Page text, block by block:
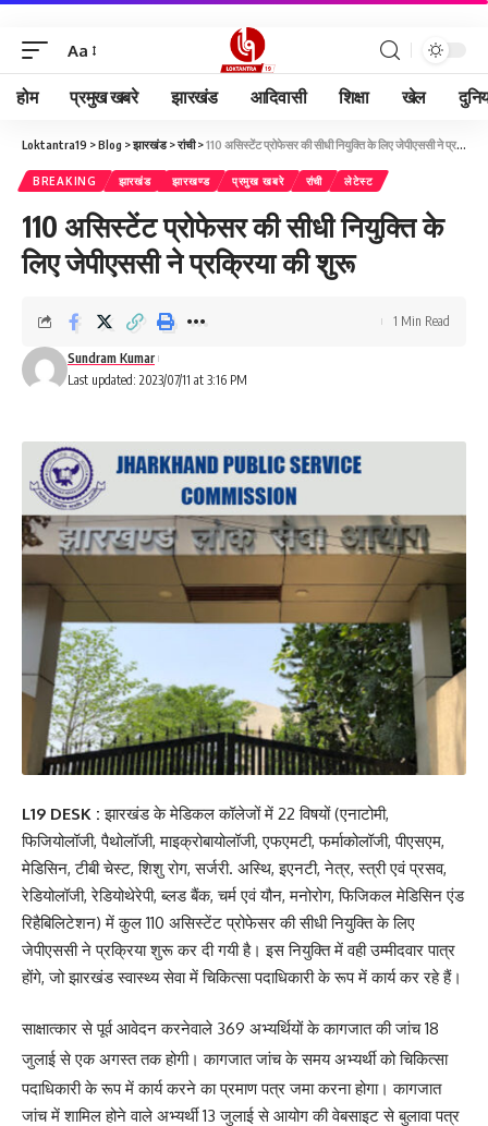
Aa
होम प्रमुख खबरे झारखंड आदिवासी शिक्षा खेल
Loktantra19 >Blog >झारखंड>रांची>110 असिस्टेंट प्रोफेसर की सीधी नियुक्ति के लिए जेपीएससी ने प्रक्रिया की शुरू
BREAKING झारखंड झारखण्ड प्रमुख खबरे रांची लेटेस्ट
110 असिस्टेंट प्रोफेसर की सीधी नियुक्ति के
लिए जेपीएससी ने प्रक्रिया की शुरू
Last updated: 2023/07/11 at 3:16 PM
Sundram Kumar
1 Min Read
L19 DESK : झारखंड के मेडिकल कॉलेजों में 22 विषयों (एनाटोमी,
फिजियोलॉजी, पैथोलॉजी, माइक्रोबायोलॉजी, एफएमटी, फर्माकोलॉजी, पीएसएम,
मेडिसिन, टीबी चेस्ट, शिशु रोग, सर्जरी. अस्थि, इएनटी, नेत्र, स्त्री एवं प्रसव,
रेडियोलॉजी, रेडियोथेरेपी, ब्लड बैंक, चर्म एवं यौन, मनोरोग, फिजिकल मेडिसिन एंड
रिहैबिलिटेशन) में कुल 110 असिस्टेंट प्रोफेसर की सीधी नियुक्ति के लिए
जेपीएससी ने प्रक्रिया शुरू कर दी गयी है। इस नियुक्ति में वही उम्मीदवार पात्र
होंगे, जो झारखंड स्वास्थ्य सेवा में चिकित्सा पदाधिकारी के रूप में कार्य कर रहे हैं।
साक्षात्कार से पूर्व आवेदन करनेवाले 369 अभ्यर्थियों के कागजात की जांच 18
जुलाई से एक अगस्त तक होगी। कागजात जांच के समय अभ्यर्थी को चिकित्सा
पदाधिकारी के रूप में कार्य करने का प्रमाण पत्र जमा करना होगा। कागजात
जांच में शामिल होने वाले अभ्यर्थी 13 जुलाई से आयोग की वेबसाइट से बुलावा पत्र